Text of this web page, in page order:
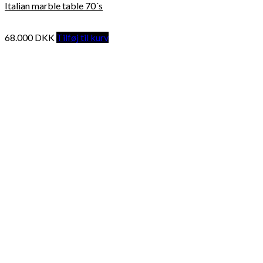
Italian marble table 70´s
68.000DKK Tilføj til kurv